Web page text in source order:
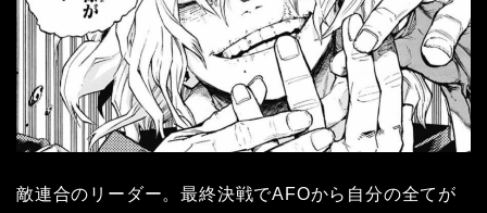
敵連合のリーダー。最終決戦でAFOから自分の全てが